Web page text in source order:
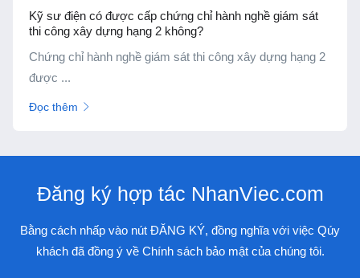
Đăng ký hợp tác NhanViec.com
Bằng cách nhấp vào nút ĐĂNG KÝ, đồng nghĩa với việc Qúy
khách đã đồng ý về Chính sách bảo mật của chúng tôi.